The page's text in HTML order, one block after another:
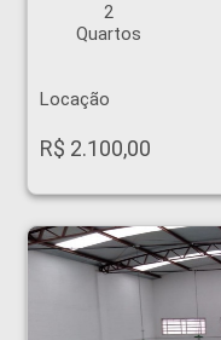
2
Quartos
Locação
R$ 2.100,00